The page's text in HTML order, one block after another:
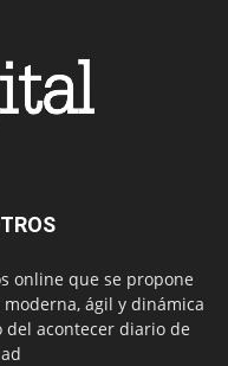
online que se propone
ágil y dinámica
acontecer diario de